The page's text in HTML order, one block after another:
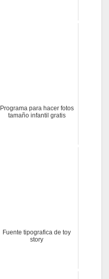
Programa para hacer fotos
tamaño infantil gratis
Fuente tipografica de toy
story